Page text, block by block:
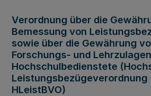
Verordnung über die
Bemessung von
sowie über die Gewährung
Forschungs- und
Hochschulbedienstete
Leistungsbezügeverordnung
HLeistBVO)